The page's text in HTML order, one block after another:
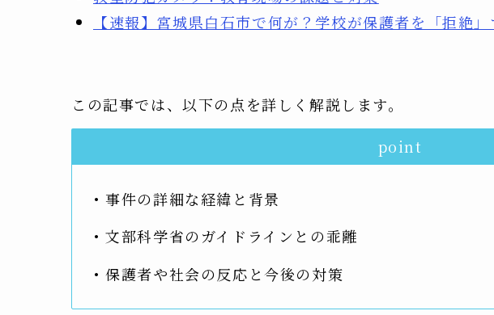
【速報】宮城県白石市で何が？学校が保護者を「拒絶
この記事では、以下の点を詳しく解説します。
point
• 事件の詳細な経緯と背景
• 文部科学省のガイドラインとの乖離
• 保護者や社会の反応と今後の対策